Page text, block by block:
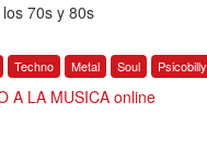
70s y 80s
Techno Metal Soul Psicobilly
A LA MUSICA online